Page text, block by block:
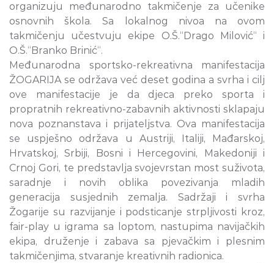
organizuju međunarodno takmičenje za učenike
osnovnih škola. Sa lokalnog nivoa na ovom
takmičenju učestvuju ekipe O.Š.“Drago Milović“ i
O.Š.“Branko Brinić“.
Međunarodna sportsko-rekreativna manifestacija
ŽOGARIJA se održava već deset godina a svrha i cilj
ove manifestacije je da djeca preko sporta i
propratnih rekreativno-zabavnih aktivnosti sklapaju
nova poznanstava i prijateljstva. Ova manifestacija
se uspješno održava u Austriji, Italiji, Mađarskoj,
Hrvatskoj, Srbiji, Bosni i Hercegovini, Makedoniji i
Crnoj Gori, te predstavlja svojevrstan most suživota,
saradnje i novih oblika povezivanja mladih
generacija susjednih zemalja. Sadržaji i svrha
Žogarije su razvijanje i podsticanje strpljivosti kroz,
fair-play u igrama sa loptom, nastupima navijačkih
ekipa, druženje i zabava sa pjevačkim i plesnim
takmičenjima, stvaranje kreativnih radionica.